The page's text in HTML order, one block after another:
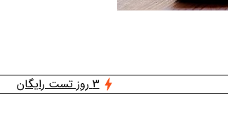
3 روز تست رایگان